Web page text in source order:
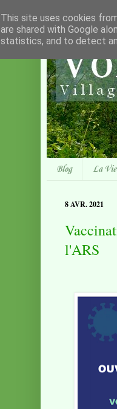
Blog La
8 AVR. 2021
l'ARS
This site uses cookies
are shared with Google
statistics, and to detect